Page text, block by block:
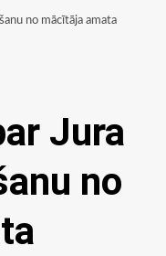
no mācītāja amata
Jura
no